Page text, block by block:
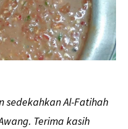
sedekahkan Al-Fatihah
Terima kasih